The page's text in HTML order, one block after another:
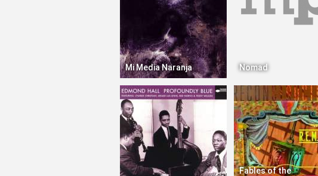
Mi Media Naranja Nomad
Fables of the